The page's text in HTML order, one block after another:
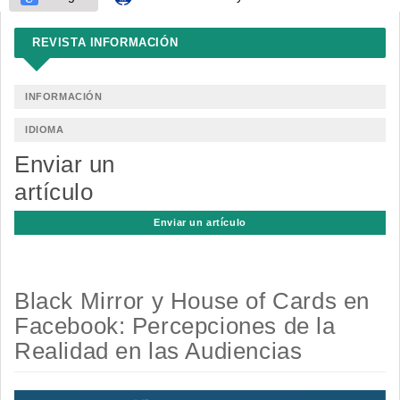
REVISTA INFORMACIÓN
INFORMACIÓN
IDIOMA
Enviar un
artículo
Enviar un artículo
Black Mirror y House of Cards en
Facebook: Percepciones de la
Realidad en las Audiencias